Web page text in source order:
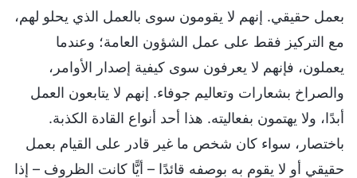
بعمل حقيقي. إنهم لا يقومون سوى بالعمل الذي يحلو لهم،
مع التركيز فقط على عمل الشؤون العامة؛ وعندما
يعملون، فإنهم لا يعرفون سوى كيفية إصدار الأوامر،
والصراخ بشعارات وتعاليم جوفاء. إنهم لا يتابعون العمل
أبدًا، ولا يهتمون بفعاليته. هذا أحد أنواع القادة الكذبة.
باختصار، سواء كان شخص ما غير قادر على القيام بعمل
حقيقي أو لا يقوم به بوصفه قائدًا – أيًّا كانت الظروف – إذا